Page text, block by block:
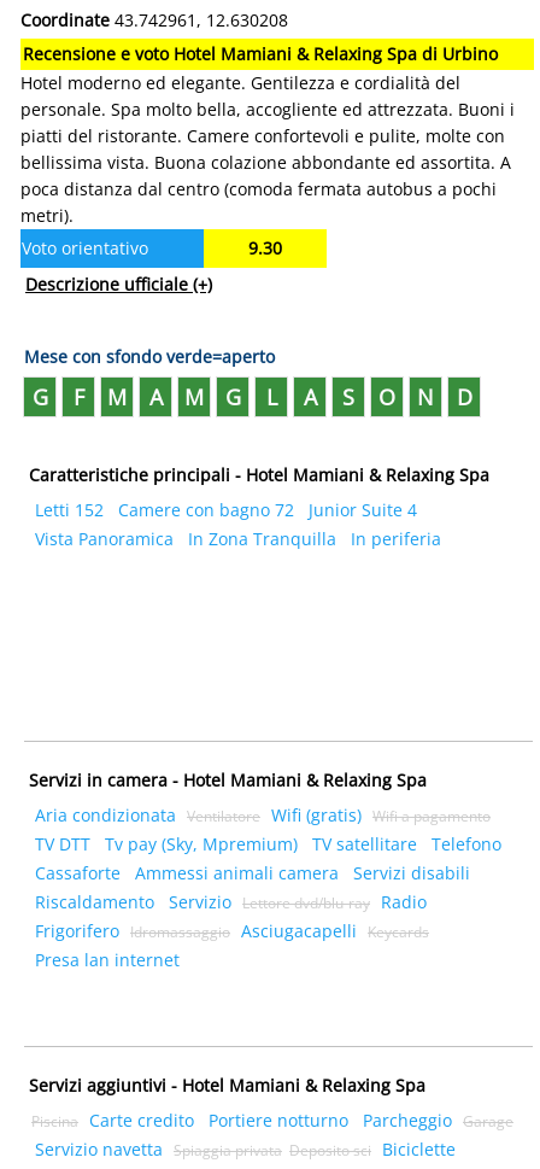
Coordinate 43.742961, 12.630208
Recensione e voto Hotel Mamiani & Relaxing Spa di Urbino
Hotel moderno ed elegante. Gentilezza e cordialità del
personale. Spa molto bella, accogliente ed attrezzata. Buoni i
piatti del ristorante. Camere confortevoli e pulite, molte con
bellissima vista. Buona colazione abbondante ed assortita. A
poca distanza dal centro (comoda fermata autobus a pochi
metri).
Voto orientativo
9.30
Descrizione ufficiale (+)
Mese con sfondo verde=aperto
G F M A M G L A S O N D
Caratteristiche principali - Hotel Mamiani & Relaxing Spa
Letti 152
Camere con bagno 72
Junior Suite 4
Vista Panoramica
In Zona Tranquilla In periferia
Servizi in camera - Hotel Mamiani & Relaxing Spa
Aria condizionata
Ventilatore Wifi (gratis) Wifi a pagamento
TV DTT Tv pay (Sky, Mpremium) TV satellitare
Telefono
Cassaforte
Ammessi animali camera
Servizi disabili
Riscaldamento
Servizio Lettore dvd/blu-ray
Radio
Frigorifero Idromassaggio Asciugacapelli Keycards
Presa lan internet
Servizi aggiuntivi - Hotel Mamiani & Relaxing Spa
Piscina Carte credito Portiere notturno Parcheggio Garage
Servizio navetta Spiaggia privata Deposito sci
Biciclette